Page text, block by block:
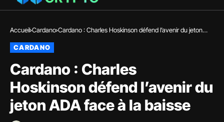
Accueil Cardano Cardano : Charles Hoskinson défend l’avenir du jeton
CARDANO
Cardano : Charles
Hoskinson défend l’avenir du
jeton ADA face à la baisse